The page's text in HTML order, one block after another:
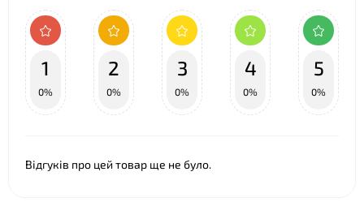
1
0%
2
0%
3
0%
4
0%
5
0%
Відгуків про цей товар ще не було.
❤